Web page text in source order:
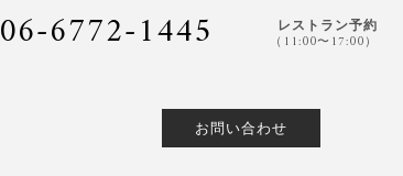
06-6772-1445 レストラン予約
（11:00〜17:00）
お問い合わせ